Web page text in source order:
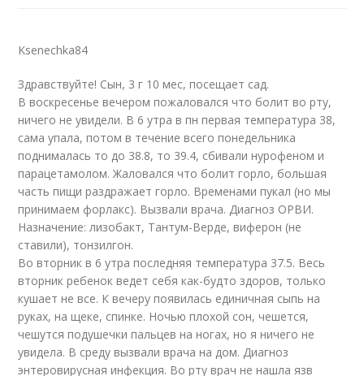
Ksenechka84
Здравствуйте! Сын, 3 г 10 мес, посещает сад.
В воскресенье вечером пожаловался что болит во рту,
ничего не увидели. В 6 утра в пн первая температура 38,
сама упала, потом в течение всего понедельника
поднималась то до 38.8, то 39.4, сбивали нурофеном и
парацетамолом. Жаловался что болит горло, большая
часть пищи раздражает горло. Временами пукал (но мы
принимаем форлакс). Вызвали врача. Диагноз ОРВИ.
Назначение: лизобакт, Тантум-Верде, виферон (не
ставили), тонзилгон.
Во вторник в 6 утра последняя температура 37.5. Весь
вторник ребенок ведет себя как-будто здоров, только
кушает не все. К вечеру появилась единичная сыпь на
руках, на щеке, спинке. Ночью плохой сон, чешется,
чешутся подушечки пальцев на ногах, но я ничего не
увидела. В среду вызвали врача на дом. Диагноз
энтеровирусная инфекция. Во рту врач не нашла язв